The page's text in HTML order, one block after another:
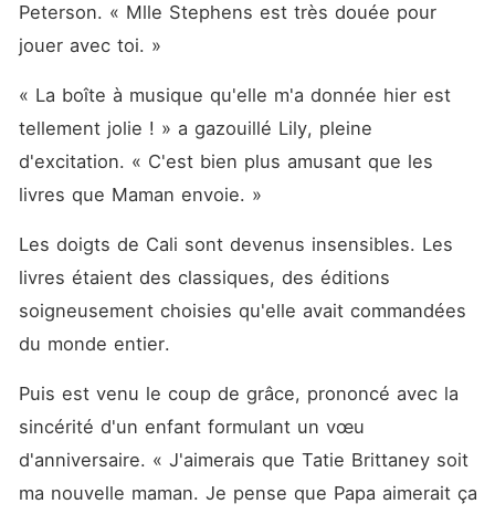
Peterson. « Mlle Stephens est très douée pour
jouer avec toi. »
« La boîte à musique qu'elle m'a donnée hier est
tellement jolie ! » a gazouillé Lily, pleine
d'excitation. « C'est bien plus amusant que les
livres que Maman envoie. »
Les doigts de Cali sont devenus insensibles. Les
livres étaient des classiques, des éditions
soigneusement choisies qu'elle avait commandées
du monde entier.
Puis est venu le coup de grâce, prononcé avec la
sincérité d'un enfant formulant un vœu
d'anniversaire. « J'aimerais que Tatie Brittaney soit
ma nouvelle maman. Je pense que Papa aimerait ça